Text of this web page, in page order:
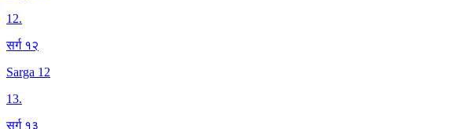
12.
सर्ग १२
Sarga 12
13.
सर्ग १३